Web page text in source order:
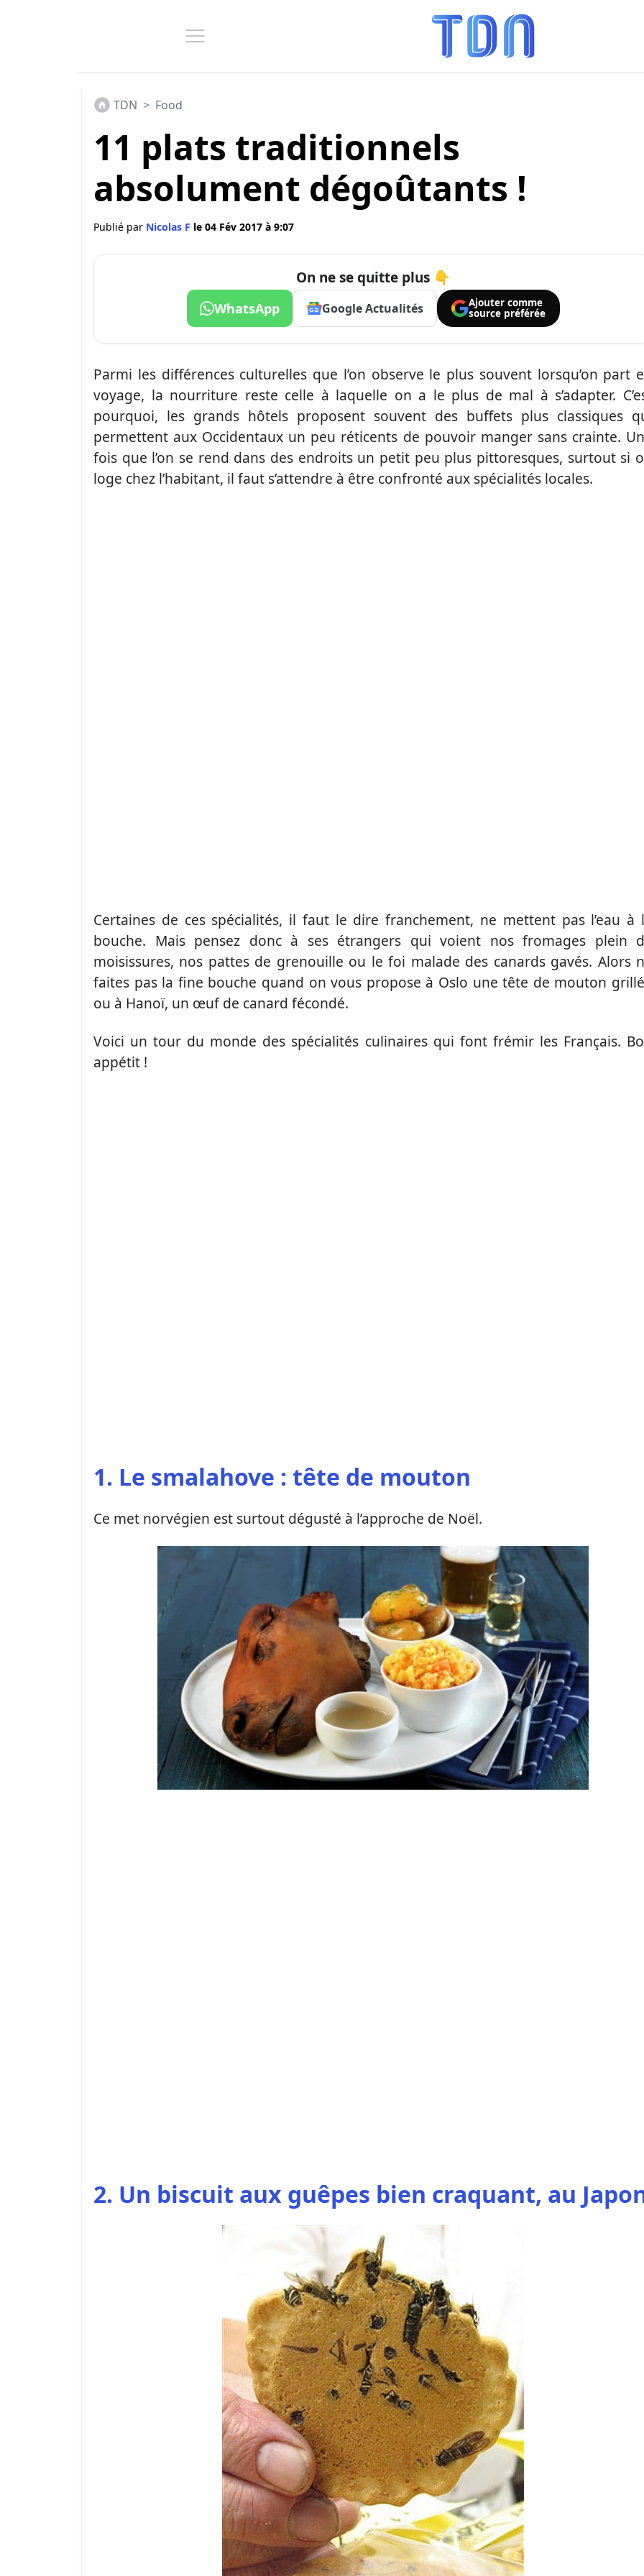
TDN > Food
11 plats traditionnels
absolument dégoûtants !
Publié par Nicolas F le 04 Fév 2017 à 9:07
On ne se quitte plus 👇
WhatsApp Google Actualités
Ajouter comme
source préférée
Parmi les différences culturelles que l’on observe le plus souvent lorsqu’on part
voyage, la nourriture reste celle à laquelle on a le plus de mal à s’adapter.
pourquoi, les grands hôtels proposent souvent des buffets plus classiques
permettent aux Occidentaux un peu réticents de pouvoir manger sans crainte.
fois que l’on se rend dans des endroits un petit peu plus pittoresques, surtout si
loge chez l’habitant, il faut s’attendre à être confronté aux spécialités locales.
Certaines de ces spécialités, il faut le dire franchement, ne mettent pas l’eau à
bouche. Mais pensez donc à ses étrangers qui voient nos fromages plein
moisissures, nos pattes de grenouille ou le foi malade des canards gavés. Alors
faites pas la fine bouche quand on vous propose à Oslo une tête de mouton
ou à Hanoï, un œuf de canard fécondé.
Voici un tour du monde des spécialités culinaires qui font frémir les Français.
appétit !
1. Le smalahove : tête de mouton
Ce met norvégien est surtout dégusté à l’approche de Noël.
2. Un biscuit aux guêpes bien craquant, au